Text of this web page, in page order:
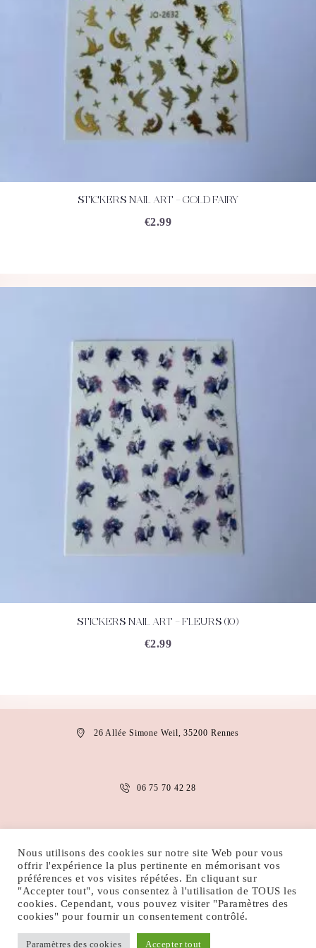
ACHETEZ DÉTAILS
STICKERS NAIL ART – GOLD FAIRY
€2.99
ACHETEZ DÉTAILS
STICKERS NAIL ART – FLEURS (10)
€2.99
26 Allée Simone Weil, 35200 Rennes
06 75 70 42 28
MENTIONS LÉGALES CONDITIONS D’UTILISATION
POLITIQUE DE COOKIES POLITIQUE DE CONFIDENTIALITÉ
Nous utilisons des cookies sur notre site Web pour vous
offrir l'expérience la plus pertinente en mémorisant vos
préférences et vos visites répétées. En cliquant sur
"Accepter tout", vous consentez à l'utilisation de TOUS les
cookies. Cependant, vous pouvez visiter "Paramètres des
cookies" pour fournir un consentement contrôlé.
Paramètres des cookies Accepter tout